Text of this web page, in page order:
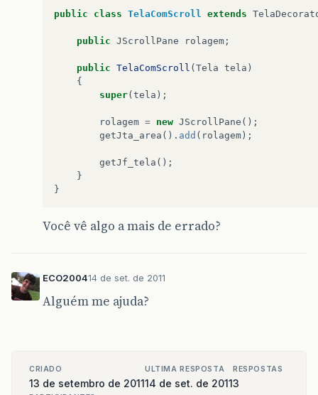
public class TelaComScroll extends
public JScrollPane rolagem ;
public TelaComScroll ( Tela tela )
{
super( tela );
rolagem = new JScrollPane ();
getJta_area (). add ( rolagem );
getJf_tela ();
}
}
Você vê algo a mais de errado?
ECO200414 de set. de 2011
Alguém me ajuda?
CRIADO
13 de setembro de 2011
ULTIMA RESPOSTA
14 de set. de 2011
RESPOSTAS
3